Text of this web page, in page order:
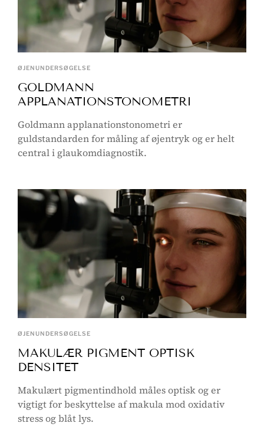
ØJENUNDERSØGELSE
GOLDMANN
APPLANATIONSTONOMETRI
Goldmann applanationstonometri er
guldstandarden for måling af øjentryk og er helt
central i glaukomdiagnostik.
ØJENUNDERSØGELSE
MAKULÆR PIGMENT OPTISK
DENSITET
Makulært pigmentindhold måles optisk og er
vigtigt for beskyttelse af makula mod oxidativ
stress og blåt lys.